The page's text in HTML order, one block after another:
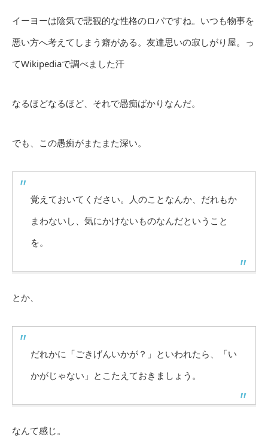
イーヨーは陰気で悲観的な性格のロバですね。いつも物事を
悪い方へ考えてしまう癖がある。友達思いの寂しがり屋。っ
てWikipediaで調べました汗
なるほどなるほど、それで愚痴ばかりなんだ。
でも、この愚痴がまたまた深い。
覚えておいてください。人のことなんか、だれもか
まわないし、気にかけないものなんだということ
を。
とか、
だれかに「ごきげんいかが？」といわれたら、「い
かがじゃない」とこたえておきましょう。
なんて感じ。